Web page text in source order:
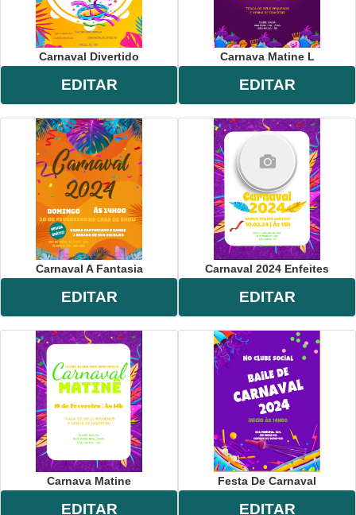
Carnaval Divertido
EDITAR
Carnava Matine L
EDITAR
Carnaval A Fantasia
EDITAR
Carnaval 2024 Enfeites
EDITAR
Carnava Matine
EDITAR
Festa De Carnaval
EDITAR